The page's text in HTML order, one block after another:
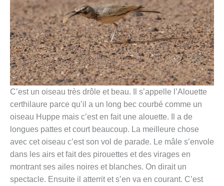
C’est un oiseau très drôle et beau. Il s’appelle l’Alouette
certhilaure parce qu’il a un long bec courbé comme un
oiseau Huppe mais c’est en fait une alouette. Il a de
longues pattes et court beaucoup. La meilleure chose
avec cet oiseau c’est son vol de parade. Le mâle s’envole
dans les airs et fait des pirouettes et des virages en
montrant ses ailes noires et blanches. On dirait un
spectacle. Ensuite il atterrit et s’en va en courant. C’est